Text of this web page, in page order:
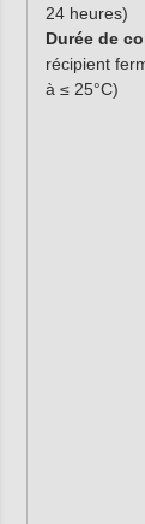
24 heures)
Durée de
récipient
à ≤ 25°C)